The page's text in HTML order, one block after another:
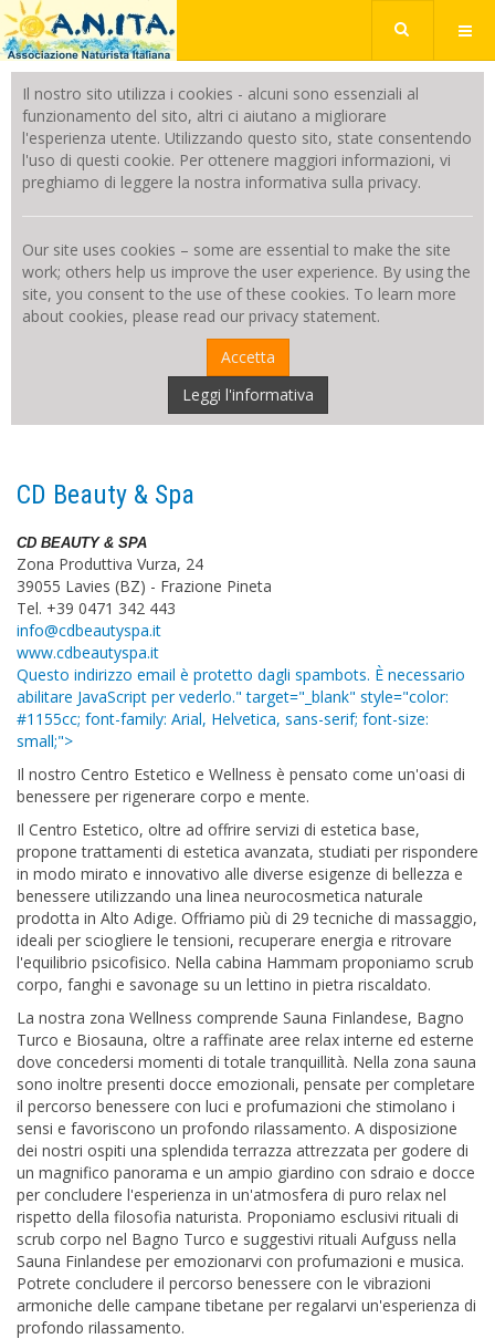
Il nostro sito utilizza i cookies - alcuni sono essenziali al
funzionamento del sito, altri ci aiutano a migliorare
l'esperienza utente. Utilizzando questo sito, state consentendo
l'uso di questi cookie. Per ottenere maggiori informazioni, vi
preghiamo di leggere la nostra informativa sulla privacy.
Our site uses cookies – some are essential to make the site
work; others help us improve the user experience. By using the
site, you consent to the use of these cookies. To learn more
about cookies, please read our privacy statement.
Accetta
Leggi l'informativa
CD Beauty & Spa
CD BEAUTY & SPA
Zona Produttiva Vurza, 24
39055 Lavies (BZ) - Frazione Pineta
Tel. +39 0471 342 443
info@cdbeautyspa.it
www.cdbeautyspa.it
Questo indirizzo email è protetto dagli spambots. È necessario
abilitare JavaScript per vederlo." target="_blank" style="color:
#1155cc; font-family: Arial, Helvetica, sans-serif; font-size:
small;">
Il nostro Centro Estetico e Wellness è pensato come un'oasi di
benessere per rigenerare corpo e mente.
Il Centro Estetico, oltre ad offrire servizi di estetica base,
propone trattamenti di estetica avanzata, studiati per rispondere
in modo mirato e innovativo alle diverse esigenze di bellezza e
benessere utilizzando una linea neurocosmetica naturale
prodotta in Alto Adige. Offriamo più di 29 tecniche di massaggio,
ideali per sciogliere le tensioni, recuperare energia e ritrovare
l'equilibrio psicofisico. Nella cabina Hammam proponiamo scrub
corpo, fanghi e savonage su un lettino in pietra riscaldato.
La nostra zona Wellness comprende Sauna Finlandese, Bagno
Turco e Biosauna, oltre a raffinate aree relax interne ed esterne
dove concedersi momenti di totale tranquillità. Nella zona sauna
sono inoltre presenti docce emozionali, pensate per completare
il percorso benessere con luci e profumazioni che stimolano i
sensi e favoriscono un profondo rilassamento. A disposizione
dei nostri ospiti una splendida terrazza attrezzata per godere di
un magnifico panorama e un ampio giardino con sdraio e docce
per concludere l'esperienza in un'atmosfera di puro relax nel
rispetto della filosofia naturista. Proponiamo esclusivi rituali di
scrub corpo nel Bagno Turco e suggestivi rituali Aufguss nella
Sauna Finlandese per emozionarvi con profumazioni e musica.
Potrete concludere il percorso benessere con le vibrazioni
armoniche delle campane tibetane per regalarvi un'esperienza di
profondo rilassamento.